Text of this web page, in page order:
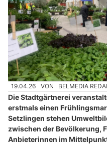
19.04.26 VON BELMEDIA
Die Stadtgärtnerei
erstmals einen
Setzlingen stehen
zwischen der Bevölkerung,
Anbieterinnen im